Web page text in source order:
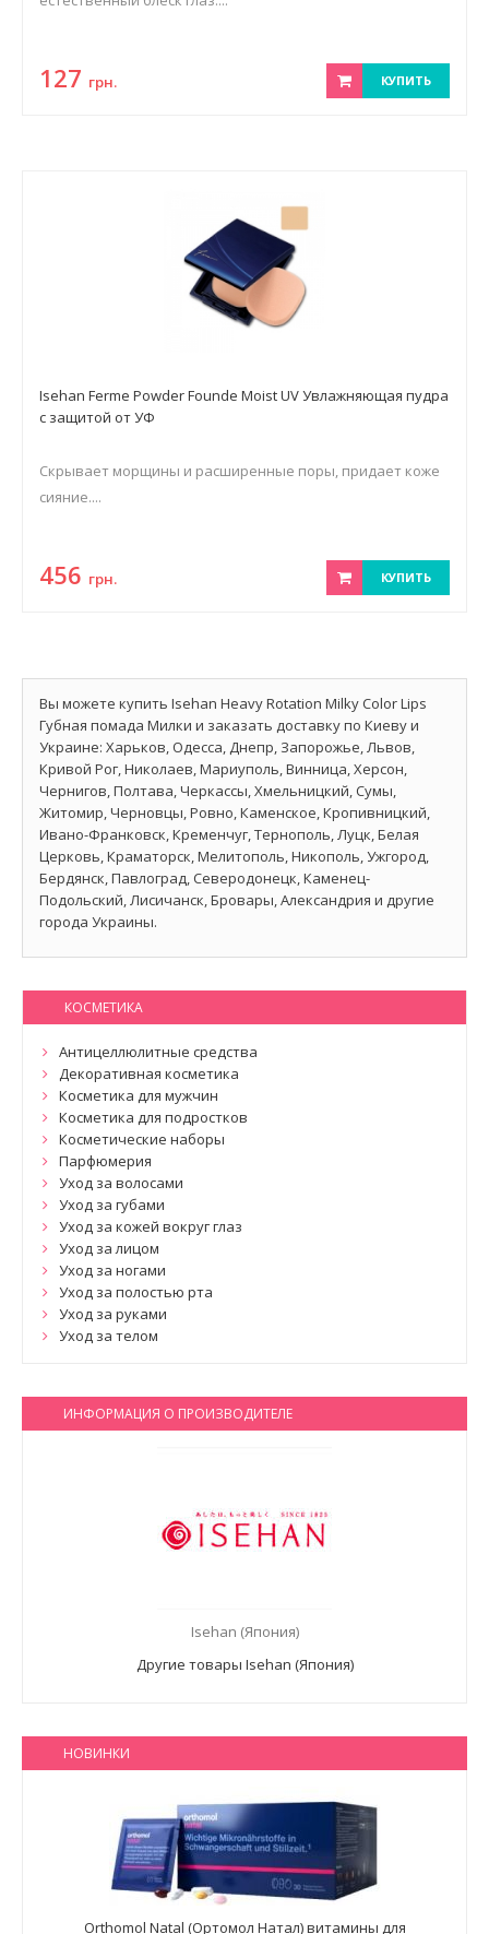
127 грн. КУПИТЬ
Isehan Ferme Powder Founde Moist UV Увлажняющая пудра
с защитой от УФ
Скрывает морщины и расширенные поры, придает коже
сияние....
456 грн. КУПИТЬ
Вы можете купить Isehan Heavy Rotation Milky Color Lips
Губная помада Милки и заказать доставку по Киеву и
Украине: Харьков, Одесса, Днепр, Запорожье, Львов,
Кривой Рог, Николаев, Мариуполь, Винница, Херсон,
Чернигов, Полтава, Черкассы, Хмельницкий, Сумы,
Житомир, Черновцы, Ровно, Каменское, Кропивницкий,
Ивано-Франковск, Кременчуг, Тернополь, Луцк, Белая
Церковь, Краматорск, Мелитополь, Никополь, Ужгород,
Бердянск, Павлоград, Северодонецк, Каменец-
Подольский, Лисичанск, Бровары, Александрия и другие
города Украины.
КОСМЕТИКА
Антицеллюлитные средства
Декоративная косметика
Косметика для мужчин
Косметика для подростков
Косметические наборы
Парфюмерия
Уход за волосами
Уход за губами
Уход за кожей вокруг глаз
Уход за лицом
Уход за ногами
Уход за полостью рта
Уход за руками
Уход за телом
ИНФОРМАЦИЯ О ПРОИЗВОДИТЕЛЕ
Isehan (Япония)
Другие товары Isehan (Япония)
НОВИНКИ
Orthomol Natal (Ортомол Натал) витамины для